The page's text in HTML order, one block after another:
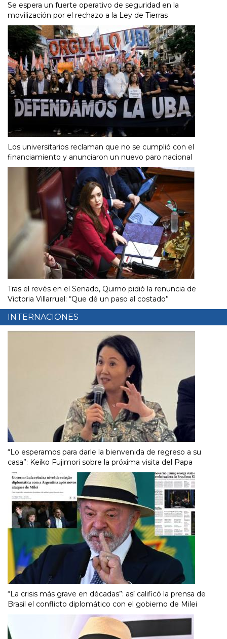
Se espera un fuerte operativo de seguridad en la
movilización por el rechazo a la Ley de Tierras
Los universitarios reclaman que no se cumplió con el
financiamiento y anunciaron un nuevo paro nacional
Tras el revés en el Senado, Quirno pidió la renuncia de
Victoria Villarruel: “Que dé un paso al costado”
INTERNACIONES
“Lo esperamos para darle la bienvenida de regreso a su
casa”: Keiko Fujimori sobre la próxima visita del Papa
“La crisis más grave en décadas”: así calificó la prensa de
Brasil el conflicto diplomático con el gobierno de Milei